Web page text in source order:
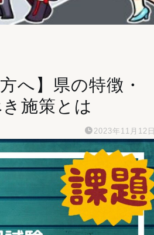
へ】県の特徴・
施策とは
2023年11月12日